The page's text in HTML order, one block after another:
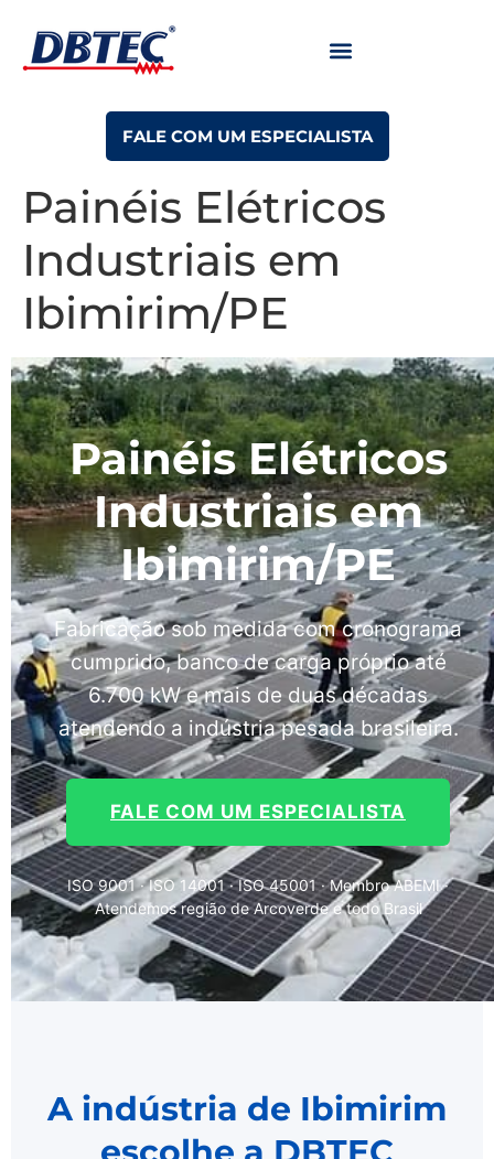
FALE COM UM ESPECIALISTA
Painéis Elétricos
Industriais em
Ibimirim/PE
Painéis Elétricos
Industriais em
Ibimirim/PE
Fabricação sob medida com cronograma
cumprido, banco de carga próprio até
6.700 kW e mais de duas décadas
atendendo a indústria pesada brasileira.
FALE COM UM ESPECIALISTA
ISO 9001 · ISO 14001 · ISO 45001 · Membro ABEMI ·
Atendemos região de Arcoverde e todo Brasil
A indústria de Ibimirim